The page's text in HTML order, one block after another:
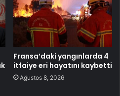
Fransa’daki yangınlarda 4
itfaiye eri hayatını kaybetti
Ağustos 8, 2026